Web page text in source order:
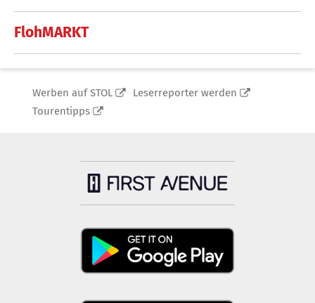
FlohMARKT
Werben auf STOL
Leserreporter werden
Tourentipps